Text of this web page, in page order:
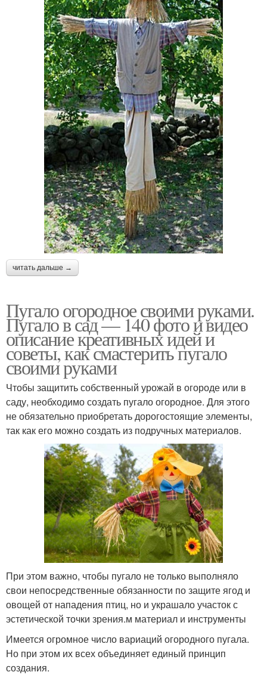
читать дальше →
Пугало огородное своими руками.
Пугало в сад — 140 фото и видео
описание креативных идей и
советы, как смастерить пугало
своими руками
Чтобы защитить собственный урожай в огороде или в
саду, необходимо создать пугало огородное. Для этого
не обязательно приобретать дорогостоящие элементы,
так как его можно создать из подручных материалов.
При этом важно, чтобы пугало не только выполняло
свои непосредственные обязанности по защите ягод и
овощей от нападения птиц, но и украшало участок с
эстетической точки зрения.м материал и инструменты
Имеется огромное число вариаций огородного пугала.
Но при этом их всех объединяет единый принцип
создания.